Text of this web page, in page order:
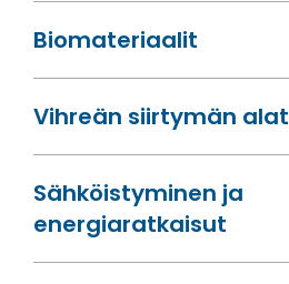
Bio­materiaalit
Vihreän siirtymän alat
Sähköis­tyminen ja
energia­ratkaisut